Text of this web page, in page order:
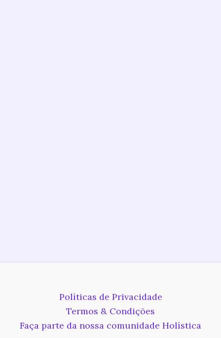
Políticas de Privacidade
Termos & Condições
Faça parte da nossa comunidade Holística